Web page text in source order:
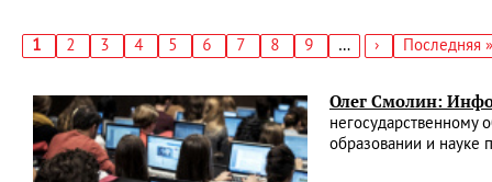
Текущая
1 Страница
2 Страница
3 Страница
4 Страница
5 Страница
6 Страница
7 Страница
8 Страница
9 …
Следующая
›
Последняя
Последняя »
Олег Смолин:
негосударственному
образовании и науке